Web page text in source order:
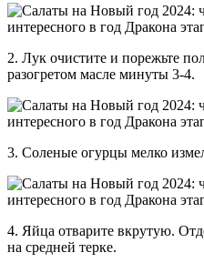
2. Лук очистите и порежьте
разогретом масле минуты 3-4.
3. Соленые огурцы мелко
4. Яйца отварите вкрутую.
на средней терке.